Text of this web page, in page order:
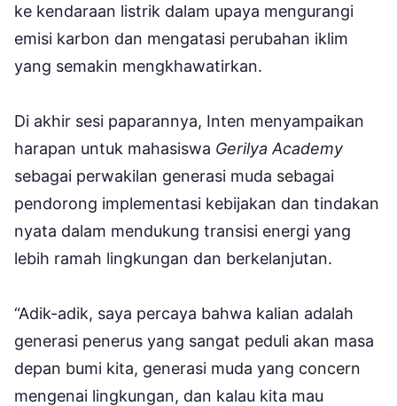
ke kendaraan listrik dalam upaya mengurangi
emisi karbon dan mengatasi perubahan iklim
yang semakin mengkhawatirkan.
Di akhir sesi paparannya, Inten menyampaikan
harapan untuk mahasiswa Gerilya Academy
sebagai perwakilan generasi muda sebagai
pendorong implementasi kebijakan dan tindakan
nyata dalam mendukung transisi energi yang
lebih ramah lingkungan dan berkelanjutan.
“Adik-adik, saya percaya bahwa kalian adalah
generasi penerus yang sangat peduli akan masa
depan bumi kita, generasi muda yang concern
mengenai lingkungan, dan kalau kita mau